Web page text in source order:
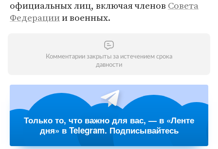
официальных лиц, включая членов Совета
Федерациии военных.
Комментарии закрыты за истечением срока
давности
Только то, что важно для вас, — в «Ленте
дня» в Telegram. Подписывайтесь